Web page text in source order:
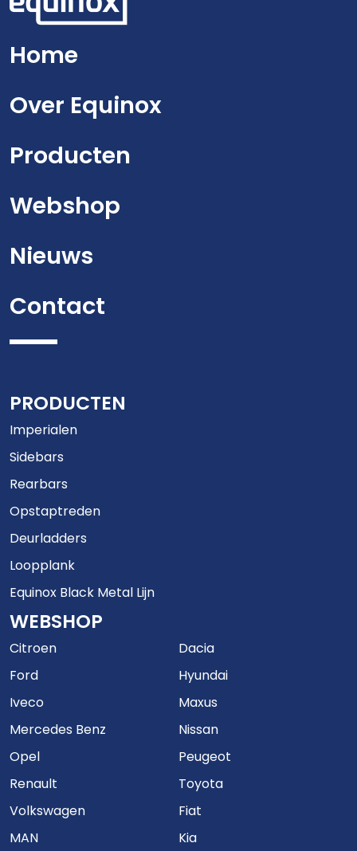
Home
Over Equinox
Producten
Webshop
Nieuws
Contact
PRODUCTEN
Imperialen
Sidebars
Rearbars
Opstaptreden
Deurladders
Loopplank
Equinox Black Metal Lijn
WEBSHOP
Citroen
Dacia
Ford
Hyundai
Iveco
Maxus
Mercedes Benz
Nissan
Opel
Peugeot
Renault
Toyota
Volkswagen
Fiat
MAN
Kia